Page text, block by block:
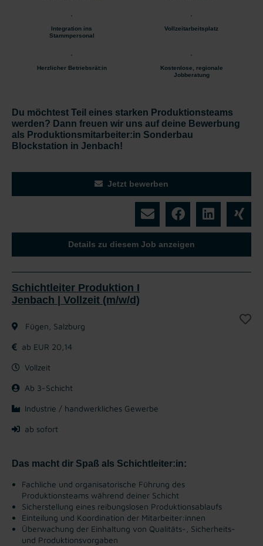
Integration ins
Stammpersonal
Vollzeitarbeitsplatz
Herzlicher Betriebsrät:in
Kostenlose, regionale
Jobberatung
Du möchtest Teil eines starken Produktionsteams
werden? Dann freuen wir uns auf deine Bewerbung
als Produktionsmitarbeiter:in Sonderbau
Blockstation in Jenbach!
Jetzt bewerben
Details zu diesem Job anzeigen
Schichtleiter Produktion I
Jenbach | Vollzeit (m/w/d)
Fügen, Salzburg
ab EUR 20,14
Vollzeit
Ab 3-Schicht
Industrie / handwerkliches Gewerbe
ab sofort
Das macht dir Spaß als Schichtleiter:in:
Fachliche und organisatorische Führung des
Produktionsteams während deiner Schicht
Sicherstellung eines reibungslosen Produktionsablaufs
Einteilung und Koordination der Mitarbeiter:innen
Überwachung der Einhaltung von Qualitäts-, Sicherheits-
und Produktionsvorgaben